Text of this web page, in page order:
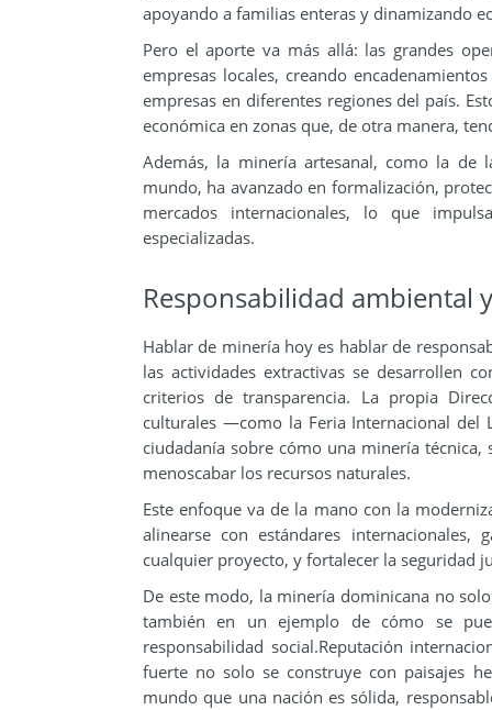
apoyando a familias enteras y dinamizando
Pero el aporte va más allá: las grandes
empresas locales, creando
empresas en diferentes regiones del país.
económica en zonas que, de otra manera,
Además, la minería artesanal, como la de
mundo, ha avanzado en formalización,
mercados internacionales, lo que
especializadas.
Responsabilidad ambiental
Hablar de minería hoy es hablar de
las actividades extractivas se desarrollen
criterios de transparencia. La propia
culturales —como la Feria Internacional
ciudadanía sobre cómo una minería
menoscabar los recursos naturales.
Este enfoque va de la mano con la
alinearse con estándares
cualquier proyecto, y fortalecer la seguridad
De este modo, la minería dominicana no
también en un ejemplo de cómo se
responsabilidad social.Reputación
fuerte no solo se construye con paisajes
mundo que una nación es sólida,